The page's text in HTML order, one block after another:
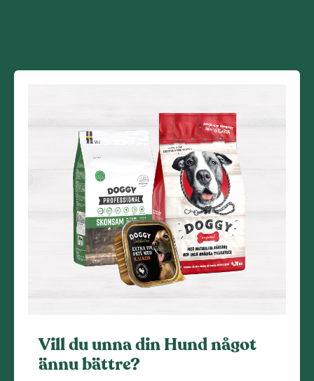
Vill du unna din Hund något
ännu bättre?